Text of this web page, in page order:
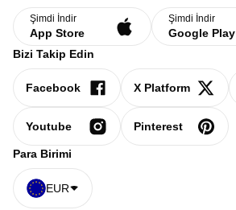
Şimdi İndir
App Store
Şimdi İndir
Google Play
Bizi Takip Edin
Facebook X Platform
Youtube Pinterest
Para Birimi
EUR